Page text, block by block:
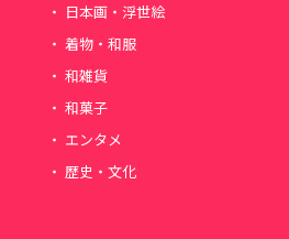
日本画・浮世絵
着物・和服
和雑貨
和菓子
エンタメ
歴史・文化